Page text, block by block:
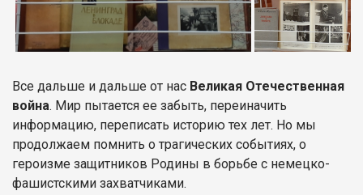
Все дальше и дальше от нас Великая Отечественная
война. Мир пытается ее забыть, переиначить
информацию, переписать историю тех лет. Но мы
продолжаем помнить о трагических событиях, о
героизме защитников Родины в борьбе с немецко-
фашистскими захватчиками.